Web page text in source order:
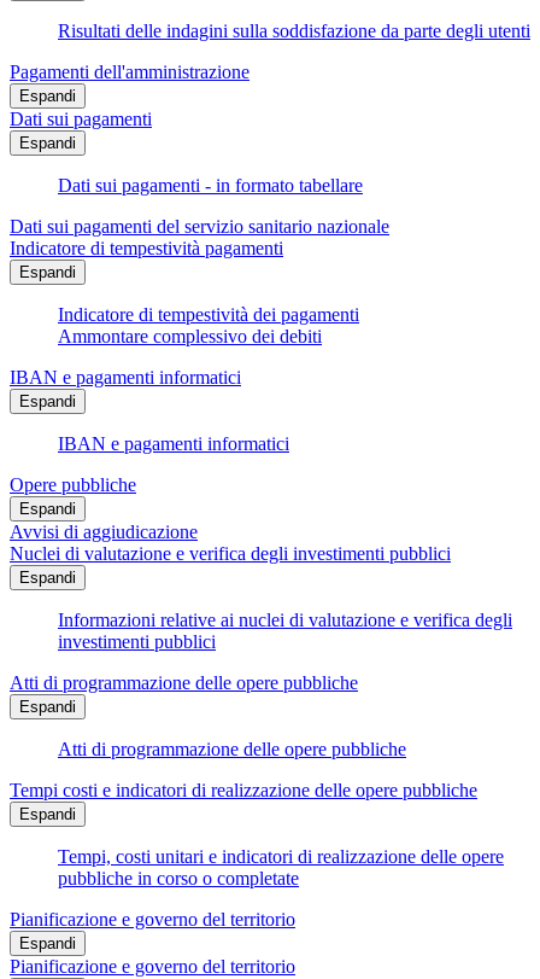
Risultati delle indagini sulla soddisfazione da parte degli utenti
Pagamenti dell'amministrazione
Espandi
Dati sui pagamenti
Espandi
Dati sui pagamenti - in formato tabellare
Dati sui pagamenti del servizio sanitario nazionale
Indicatore di tempestività pagamenti
Espandi
Indicatore di tempestività dei pagamenti
Ammontare complessivo dei debiti
IBAN e pagamenti informatici
Espandi
IBAN e pagamenti informatici
Opere pubbliche
Espandi
Avvisi di aggiudicazione
Nuclei di valutazione e verifica degli investimenti pubblici
Espandi
Informazioni relative ai nuclei di valutazione e verifica degli
investimenti pubblici
Atti di programmazione delle opere pubbliche
Espandi
Atti di programmazione delle opere pubbliche
Tempi costi e indicatori di realizzazione delle opere pubbliche
Espandi
Tempi, costi unitari e indicatori di realizzazione delle opere
pubbliche in corso o completate
Pianificazione e governo del territorio
Espandi
Pianificazione e governo del territorio